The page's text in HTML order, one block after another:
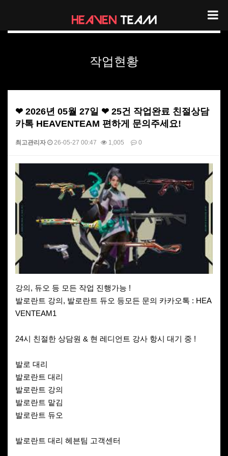
헤븐팀 작업현황
작업현황
❤ 2026년 05월 27일 ❤ 25건 작업완료 친절상담
카톡 HEAVENTEAM 편하게 문의주세요!
최고관리자 26-05-27 00:47 1,005 0
강의, 듀오 등 모든 작업 진행가능 !
발로란트 강의, 발로란트 듀오 등모든 문의 카카오톡 : HEA
VENTEAM1
24시 친절한 상담원 & 현 레디언트 강사 항시 대기 중 !
발로 대리
발로란트 대리
발로란트 강의
발로란트 맡김
발로란트 듀오
발로란트 대리 헤븐팀 고객센터